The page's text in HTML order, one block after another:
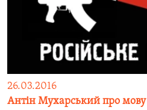
26.03.2016
Антін Мухарський про